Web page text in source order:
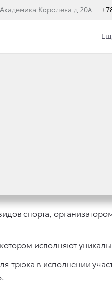
Королева д.20А
спорта, организатором
исполняют
трюка в исполнении